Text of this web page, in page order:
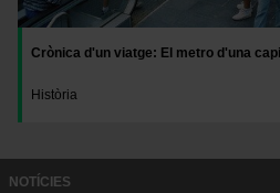
Crònica d'un viatge: El metro d'una
Història
NOTÍCIES